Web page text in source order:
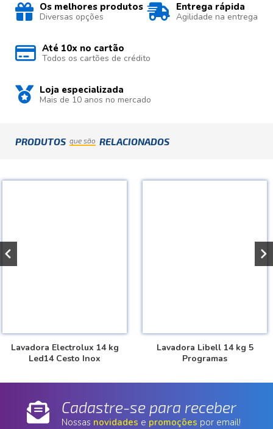
Os melhores produtos
Diversas opções
Entrega rápida
Agilidade na entrega
Até 10x no cartão
Todos os cartões de crédito
Loja especializada
Mais de 10 anos no mercado
PRODUTOS que são RELACIONADOS
Lavadora Electrolux 14 kg
Led14 Cesto Inox
Lavadora Libell 14 kg 5
Programas
Cadastre-se para receber
Nossas novidades e promoções por email!